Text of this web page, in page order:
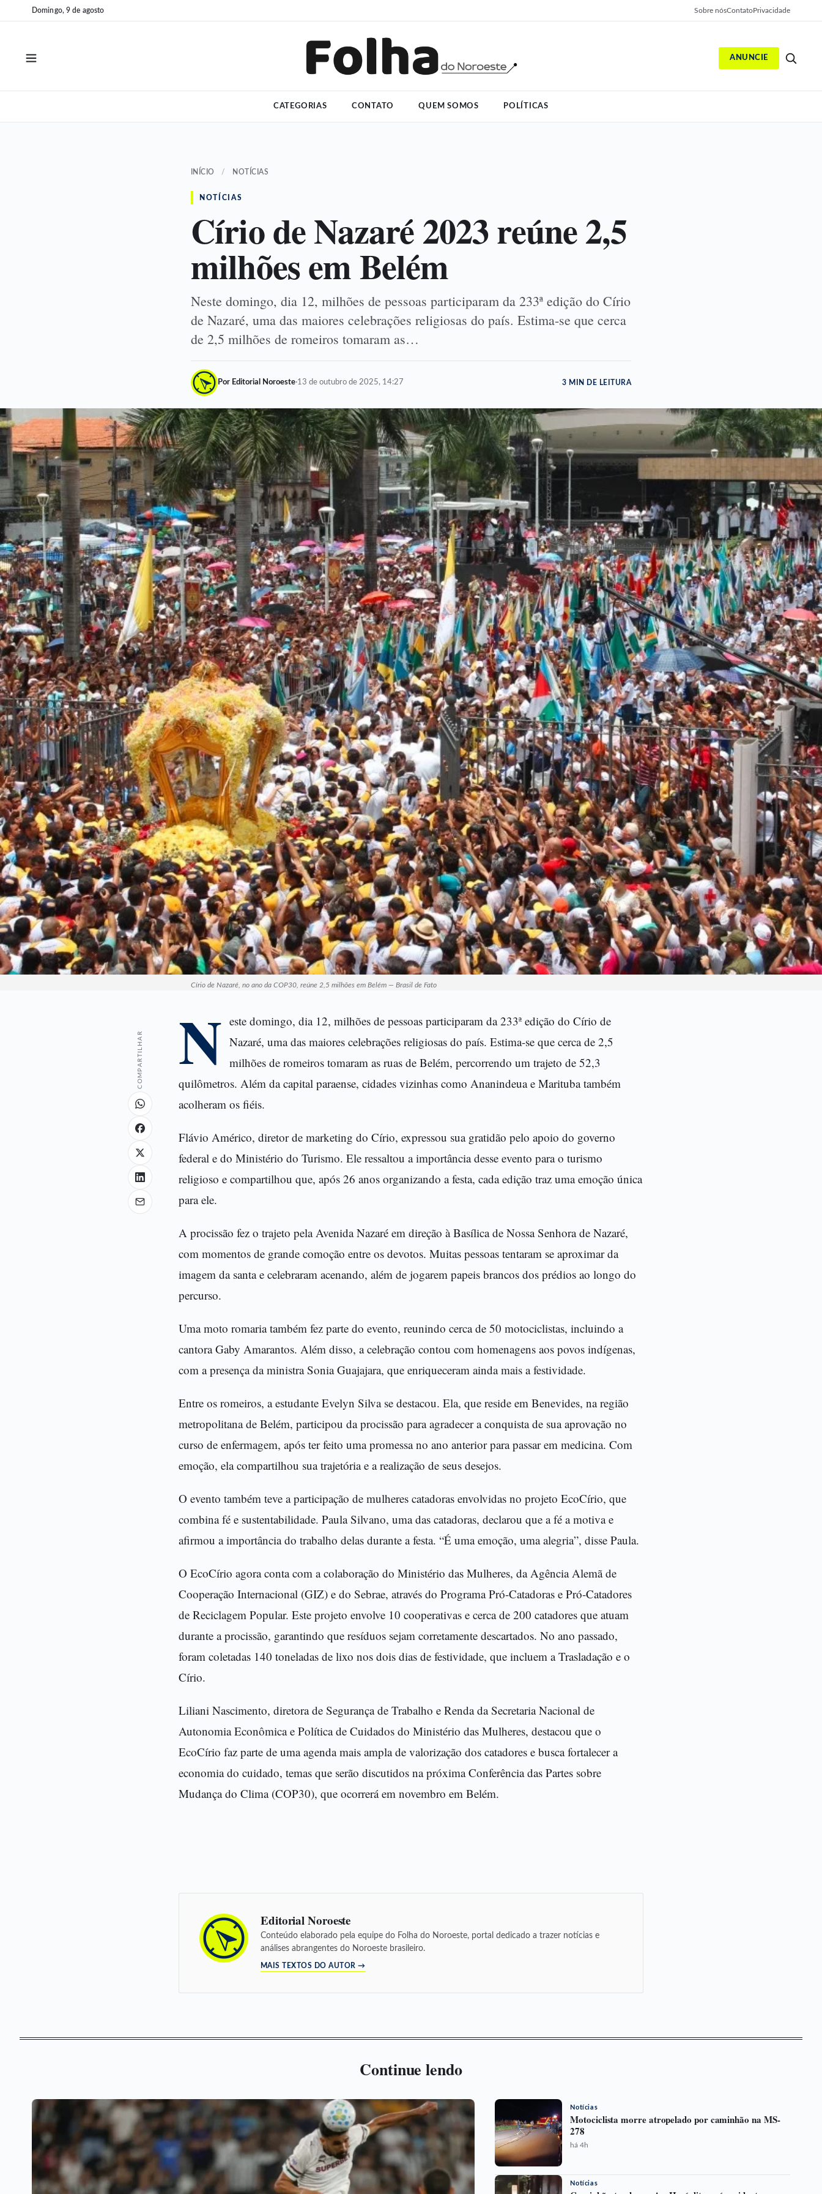
para
para
Domingo, 9 de agosto Sobre nósContatoPrivacidade
ANUNCIE
CATEGORIAS CONTATO QUEM SOMOS POLÍTICAS
INÍCIO / NOTÍCIAS
NOTÍCIAS
Círio de Nazaré 2023 reúne 2,5
milhões em Belém
Neste domingo, dia 12, milhões de pessoas participaram da 233ª edição do Círio
de Nazaré, uma das maiores celebrações religiosas do país. Estima-se que cerca
de 2,5 milhões de romeiros tomaram as…
Por Editorial Noroeste·13 de outubro de 2025, 14:27 3 MIN DE LEITURA
Círio de Nazaré, no ano da COP30, reúne 2,5 milhões em Belém — Brasil de Fato
COMPARTILHAR N este domingo, dia 12, milhões de pessoas participaram da 233ª edição do Círio de
Nazaré, uma das maiores celebrações religiosas do país. Estima-se que cerca de 2,5
milhões de romeiros tomaram as ruas de Belém, percorrendo um trajeto de 52,3
quilômetros. Além da capital paraense, cidades vizinhas como Ananindeua e Marituba também
acolheram os fiéis.
Flávio Américo, diretor de marketing do Círio, expressou sua gratidão pelo apoio do governo
federal e do Ministério do Turismo. Ele ressaltou a importância desse evento para o turismo
religioso e compartilhou que, após 26 anos organizando a festa, cada edição traz uma emoção única
para ele.
A procissão fez o trajeto pela Avenida Nazaré em direção à Basílica de Nossa Senhora de Nazaré,
com momentos de grande comoção entre os devotos. Muitas pessoas tentaram se aproximar da
imagem da santa e celebraram acenando, além de jogarem papeis brancos dos prédios ao longo do
percurso.
Uma moto romaria também fez parte do evento, reunindo cerca de 50 motociclistas, incluindo a
cantora Gaby Amarantos. Além disso, a celebração contou com homenagens aos povos indígenas,
com a presença da ministra Sonia Guajajara, que enriqueceram ainda mais a festividade.
Entre os romeiros, a estudante Evelyn Silva se destacou. Ela, que reside em Benevides, na região
metropolitana de Belém, participou da procissão para agradecer a conquista de sua aprovação no
curso de enfermagem, após ter feito uma promessa no ano anterior para passar em medicina. Com
emoção, ela compartilhou sua trajetória e a realização de seus desejos.
O evento também teve a participação de mulheres catadoras envolvidas no projeto EcoCírio, que
combina fé e sustentabilidade. Paula Silvano, uma das catadoras, declarou que a fé a motiva e
afirmou a importância do trabalho delas durante a festa. “É uma emoção, uma alegria”, disse Paula.
O EcoCírio agora conta com a colaboração do Ministério das Mulheres, da Agência Alemã de
Cooperação Internacional (GIZ) e do Sebrae, através do Programa Pró-Catadoras e Pró-Catadores
de Reciclagem Popular. Este projeto envolve 10 cooperativas e cerca de 200 catadores que atuam
durante a procissão, garantindo que resíduos sejam corretamente descartados. No ano passado,
foram coletadas 140 toneladas de lixo nos dois dias de festividade, que incluem a Trasladação e o
Círio.
Liliani Nascimento, diretora de Segurança de Trabalho e Renda da Secretaria Nacional de
Autonomia Econômica e Política de Cuidados do Ministério das Mulheres, destacou que o
EcoCírio faz parte de uma agenda mais ampla de valorização dos catadores e busca fortalecer a
economia do cuidado, temas que serão discutidos na próxima Conferência das Partes sobre
Mudança do Clima (COP30), que ocorrerá em novembro em Belém.
Editorial Noroeste
Conteúdo elaborado pela equipe do Folha do Noroeste, portal dedicado a trazer notícias e
análises abrangentes do Noroeste brasileiro.
MAIS TEXTOS DO AUTOR →
Continue lendo
Notícias
Motociclista morre atropelado por caminhão na MS-
278
há 4h
Notícias